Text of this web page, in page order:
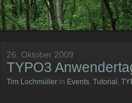
26. Oktober 2009
TYPO3
Tim Lochmüller in Events, Tutorial ,